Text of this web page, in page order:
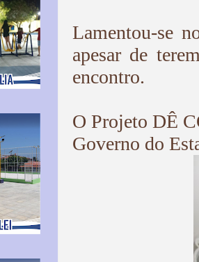
Lamentou-se
apesar de
encontro.
O Projeto DÊ
Governo do